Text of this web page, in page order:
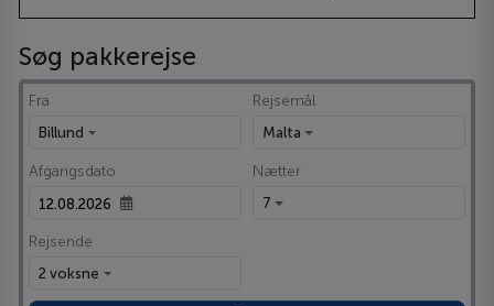
Søg pakkerejse
Fra
Billund
Rejsemål
Malta
Afgangsdato Nætter
7
Rejsende
2 voksne